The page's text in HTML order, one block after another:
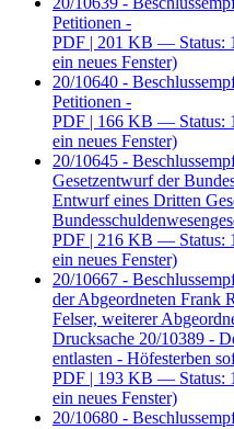
Petitionen -
PDF | 201 KB — Status:
ein neues Fenster)
20/10640 -
Petitionen -
PDF | 166 KB — Status:
ein neues Fenster)
20/10645 -
Gesetzentwurf der
Entwurf eines Dritten
PDF | 216 KB — Status:
ein neues Fenster)
20/10667 -
der Abgeordneten Frank
Felser, weiterer
Drucksache 20/10389 -
entlasten - Höfesterben
PDF | 193 KB — Status:
ein neues Fenster)
20/10680 -